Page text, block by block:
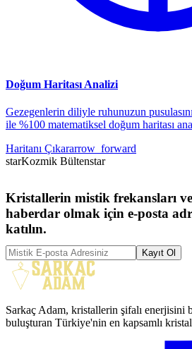
Doğum Haritası Analizi
Gezegenlerin diliyle ruhunuzun
ile %100 matematiksel doğum haritası
Haritanı Çıkararrow_forward
starKozmik Bültenstar
Kristallerin mistik frekansları
haberdar olmak için e-posta
katılın.
Kayıt Ol
Sarkaç Adam, kristallerin şifalı enerjisini
buluşturan Türkiye'nin en kapsamlı kristal